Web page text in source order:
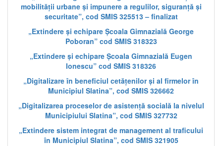
mobilității urbane și impunere a regulilor, siguranță și
securitate”, cod SMIS 325513 – finalizat
„Extindere și echipare Școala Gimnazială George
Poboran” cod SMIS 318323
„Extindere și echipare Școala Gimnazială Eugen
Ionescu” cod SMIS 318326
„Digitalizare în beneficiul cetățenilor și al firmelor în
Municipiul Slatina”, cod SMIS 326662
„Digitalizarea proceselor de asistență socială la nivelul
Municipiului Slatina”, cod SMIS 327732
„Extindere sistem integrat de management al traficului
în Municipiul Slatina”, cod SMIS 321905